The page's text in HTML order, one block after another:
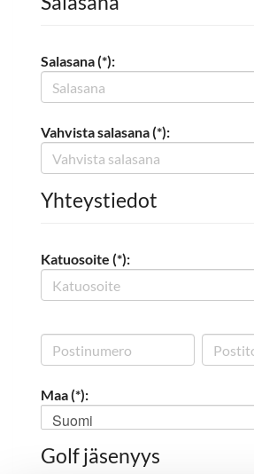
Salasana (*):
Vahvista salasana (*):
Yhteystiedot
Katuosoite (*):
Maa (*):
Suomi
Golf jäsenyys